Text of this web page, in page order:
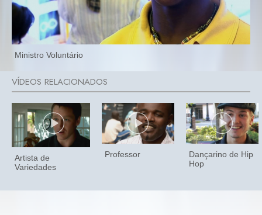
Ministro Voluntário
Artista de
Variedades
Professor
Dançarino de Hip
Hop